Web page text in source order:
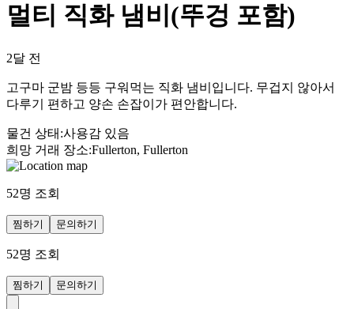
멀티 직화 냄비(뚜겅 포함)
2달 전
고구마 군밤 등등 구워먹는 직화 냄비입니다. 무겁지 않아서
다루기 편하고 양손 손잡이가 편안합니다.
물건 상태 :사용감 있음
희망 거래 장소:Fullerton, Fullerton
52명 조회
찜하기 문의하기
52명 조회
찜하기 문의하기